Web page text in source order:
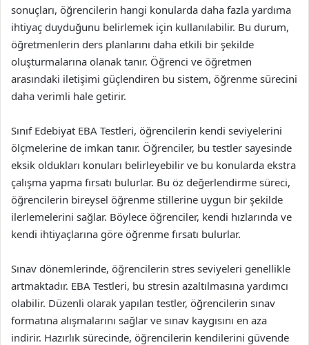
sonuçları, öğrencilerin hangi konularda daha fazla yardıma
ihtiyaç duyduğunu belirlemek için kullanılabilir. Bu durum,
öğretmenlerin ders planlarını daha etkili bir şekilde
oluşturmalarına olanak tanır. Öğrenci ve öğretmen
arasındaki iletişimi güçlendiren bu sistem, öğrenme sürecini
daha verimli hale getirir.
Sınıf Edebiyat EBA Testleri, öğrencilerin kendi seviyelerini
ölçmelerine de imkan tanır. Öğrenciler, bu testler sayesinde
eksik oldukları konuları belirleyebilir ve bu konularda ekstra
çalışma yapma fırsatı bulurlar. Bu öz değerlendirme süreci,
öğrencilerin bireysel öğrenme stillerine uygun bir şekilde
ilerlemelerini sağlar. Böylece öğrenciler, kendi hızlarında ve
kendi ihtiyaçlarına göre öğrenme fırsatı bulurlar.
Sınav dönemlerinde, öğrencilerin stres seviyeleri genellikle
artmaktadır. EBA Testleri, bu stresin azaltılmasına yardımcı
olabilir. Düzenli olarak yapılan testler, öğrencilerin sınav
formatına alışmalarını sağlar ve sınav kaygısını en aza
indirir. Hazırlık sürecinde, öğrencilerin kendilerini güvende